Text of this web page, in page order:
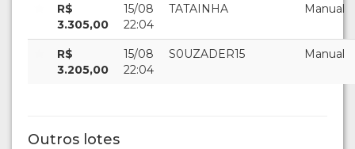
R$
3.305,00
15/08
22:04
TATAINHA Manual
R$
3.205,00
15/08
22:04
S0UZADER15 Manual
Outros lotes